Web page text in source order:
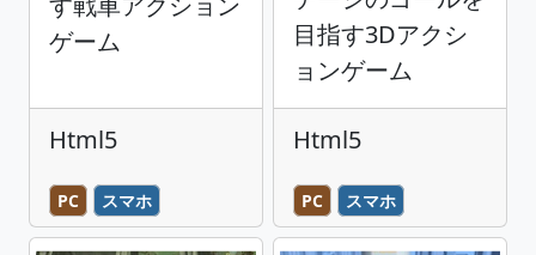
ゲーム
Html5
PC スマホ
目指す3Dアクシ
ョンゲーム
Html5
PC スマホ